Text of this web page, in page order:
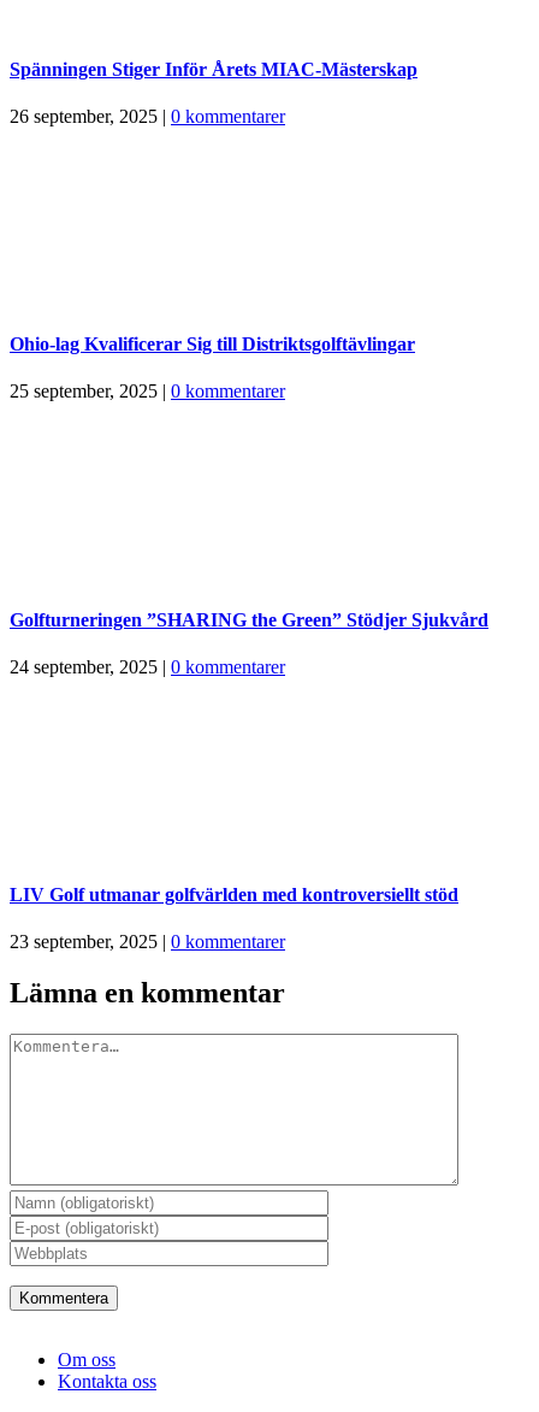
Spänningen Stiger Inför Årets MIAC-Mästerskap
26 september, 2025 | 0 kommentarer
Ohio-lag Kvalificerar Sig till Distriktsgolftävlingar
25 september, 2025 | 0 kommentarer
Golfturneringen ”SHARING the Green” Stödjer Sjukvård
24 september, 2025 | 0 kommentarer
LIV Golf utmanar golfvärlden med kontroversiellt stöd
23 september, 2025 | 0 kommentarer
Lämna en kommentar
Kommentar
Om oss
Kontakta oss